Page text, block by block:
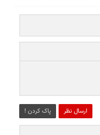
ارسال نظر پاک کردن !